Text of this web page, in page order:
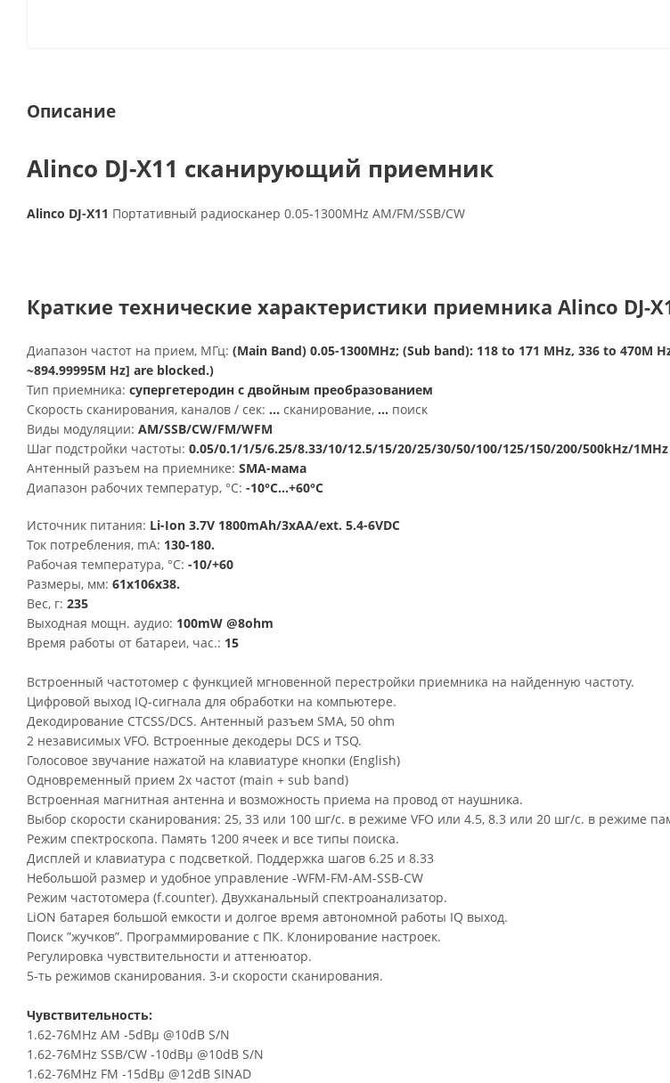
Описание
Alinco DJ-X11 сканирующий приемник
Alinco DJ-X11 Портативный радиосканер 0.05-1300MHz AM/FM/SSB/CW
Краткие технические характеристики приемника Alinco DJ-
Диапазон частот на прием, МГц: (Main Band) 0.05-1300MHz; (Sub band): 118 to 171 MHz, 336 to 470M
~894.99995M Hz] are blocked.)
Тип приемника: супергетеродин с двойным преобразованием
Скорость сканирования, каналов / сек: ... сканирование, ... поиск
Виды модуляции: AM/SSB/CW/FM/WFM
Шаг подстройки частоты: 0.05/0.1/1/5/6.25/8.33/10/12.5/15/20/25/30/50/100/125/150/200/500kHz/1MHz
Антенный разъем на приемнике: SMA-мама
Диапазон рабочих температур, °С: -10°C...+60°C
Источник питания: Li-Ion 3.7V 1800mAh/3xAA/ext. 5.4-6VDC
Ток потребления, mA: 130-180.
Рабочая температура, °C: -10/+60
Размеры, мм: 61х106х38.
Вес, г: 235
Выходная мощн. аудио: 100mW @8ohm
Время работы от батареи, час.: 15
Встроенный частотомер с функцией мгновенной перестройки приемника на найденную частоту.
Цифровой выход IQ-сигнала для обработки на компьютере.
Декодирование CTCSS/DCS. Антенный разъем SMA, 50 ohm
2 независимых VFO. Встроенные декодеры DCS и TSQ.
Голосовое звучание нажатой на клавиатуре кнопки (English)
Одновременный прием 2х частот (main + sub band)
Встроенная магнитная антенна и возможность приема на провод от наушника.
Выбор скорости сканирования: 25, 33 или 100 шг/с. в режиме VFO или 4.5, 8.3 или 20 шг/с. в режиме
Режим спектроскопа. Память 1200 ячеек и все типы поиска.
Дисплей и клавиатура с подсветкой. Поддержка шагов 6.25 и 8.33
Небольшой размер и удобное управление -WFM-FM-AM-SSB-CW
Режим частотомера (f.counter). Двухканальный спектроанализатор.
LiON батарея большой емкости и долгое время автономной работы IQ выход.
Поиск ”жучков”. Программирование с ПК. Клонирование настроек.
Регулировка чувствительности и аттенюатор.
5-ть режимов сканирования. 3-и скорости сканирования.
Чувствительность:
1.62-76MHz AM -5dBµ @10dB S/N
1.62-76MHz SSB/CW -10dBµ @10dB S/N
1.62-76MHz FM -15dBµ @12dB SINAD